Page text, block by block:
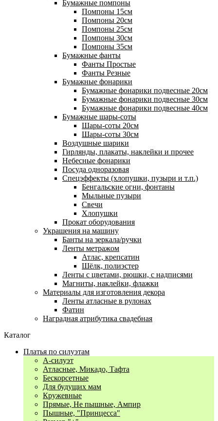
Бумажные помпоны
Помпоны 15см
Помпоны 20см
Помпоны 25см
Помпоны 30см
Помпоны 35см
Бумажные фанты
Фанты Простые
Фанты Резные
Бумажные фонарики
Бумажные фонарики подвесные 20см
Бумажные фонарики подвесные 30см
Бумажные фонарики подвесные 40см
Бумажные шары-соты
Шары-соты 20см
Шары-соты 30см
Воздушные шарики
Гирлянды, плакаты, наклейки и прочее
Небесные фонарики
Посуда одноразовая
Спецэффекты (хлопушки, пузыри и т.п.)
Бенгальские огни, фонтаны
Мыльные пузыри
Свечи
Хлопушки
Прокат оборудования
Украшения на машину
Банты на зеркала/ручки
Ленты метражом
Атлас, крепсатин
Шёлк, полиэстер
Ленты с цветами, рюшки, с надписями
Магниты, наклейки, флажки
Материалы для изготовления декора
Ленты атласные в рулонах
Фатин
Наградная атрибутика свадебная
Каталог
Платья по силуэтам
А-силуэт
Атласные, Микадо, Тафта
Бескорсетные
Для будущих мам
Кружевные
Прямые, Не пышные, Ампир
Пышные, "Принцесса"